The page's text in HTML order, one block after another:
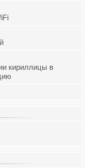
кириллицы в